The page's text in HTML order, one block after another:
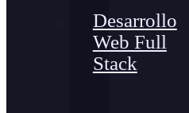
Desarrollo
Web Full
Stack